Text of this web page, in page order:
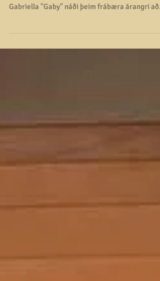
Glæsilegur árangur hjá hundunum okkar á
Gabriella "Gaby" náði þeim frábæra árangri að...